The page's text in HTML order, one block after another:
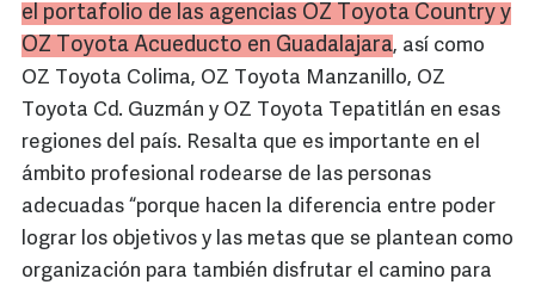
el portafolio de las agencias OZ Toyota Country y
OZ Toyota Acueducto en Guadalajara, así como
OZ Toyota Colima, OZ Toyota Manzanillo, OZ
Toyota Cd. Guzmán y OZ Toyota Tepatitlán en esas
regiones del país. Resalta que es importante en el
ámbito profesional rodearse de las personas
adecuadas “porque hacen la diferencia entre poder
lograr los objetivos y las metas que se plantean como
organización para también disfrutar el camino para